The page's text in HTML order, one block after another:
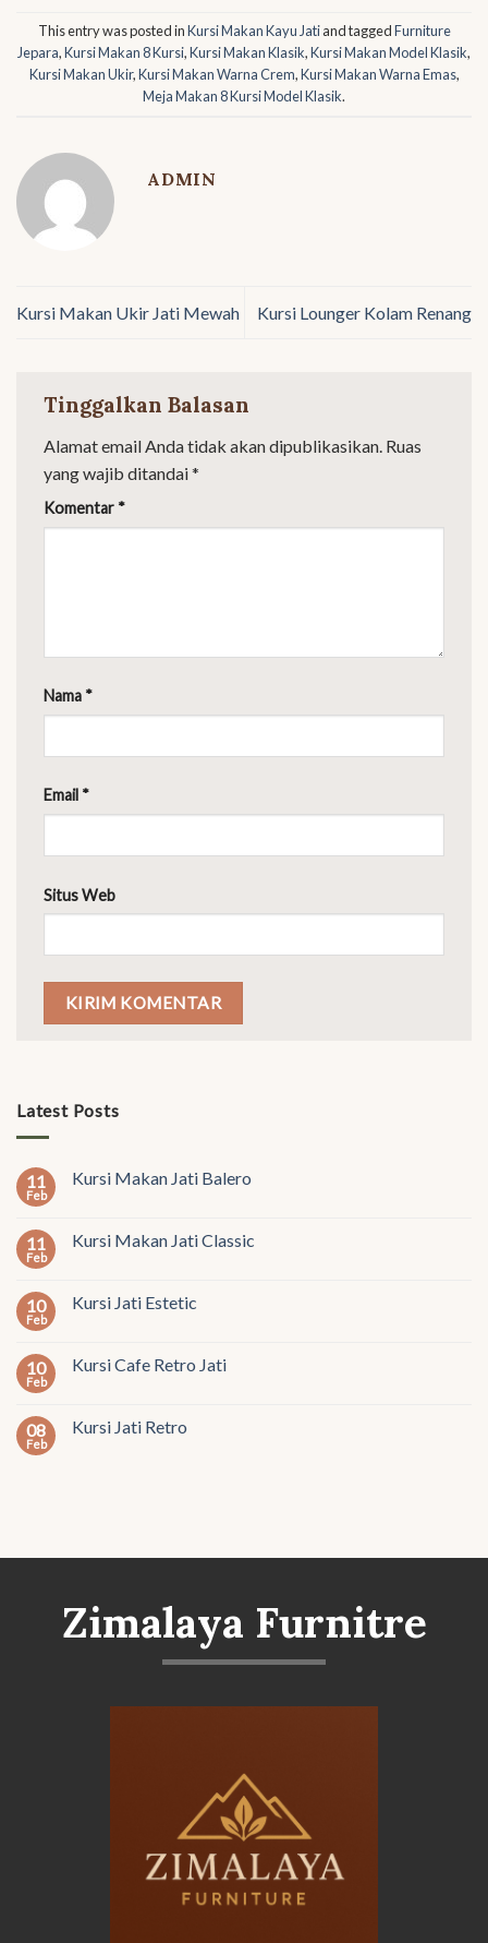
This entry was posted inKursi Makan Kayu Jatiand taggedFurniture
Jepara,Kursi Makan 8 Kursi,Kursi Makan Klasik,Kursi Makan Model Klasik,
Kursi Makan Ukir,Kursi Makan Warna Crem,Kursi Makan Warna Emas,
Meja Makan 8 Kursi Model Klasik.
ADMIN
Kursi Makan Ukir Jati Mewah Kursi Lounger Kolam Renang
Tinggalkan Balasan
Alamat email Anda tidak akan dipublikasikan. Ruas
yang wajib ditandai*
Komentar *
Nama *
Email *
Situs Web
Latest Posts
11
Feb
Kursi Makan Jati Balero
11
Feb
Kursi Makan Jati Classic
10
Feb
Kursi Jati Estetic
10
Feb
Kursi Cafe Retro Jati
08
Feb
Kursi Jati Retro
Zimalaya Furnitre